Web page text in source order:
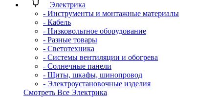
Электрика
- Инструменты и монтажные материалы
- Кабель
- Низковольтное оборудование
- Разные товары
- Светотехника
- Системы вентиляции и обогрева
- Солнечные панели
- Щиты, шкафы, шинопровод
- Электроустановочные изделия
Смотреть Все Электрика